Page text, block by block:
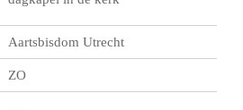
Aartsbisdom Utrecht
ZO